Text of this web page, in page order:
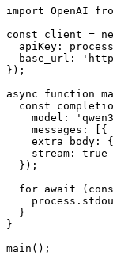
import OpenAI
const client =
apiKey:
base_url:
});
async function
const
model:
messages: [{
extra_body:
    stream: true
  });
for await
  }
}
main();